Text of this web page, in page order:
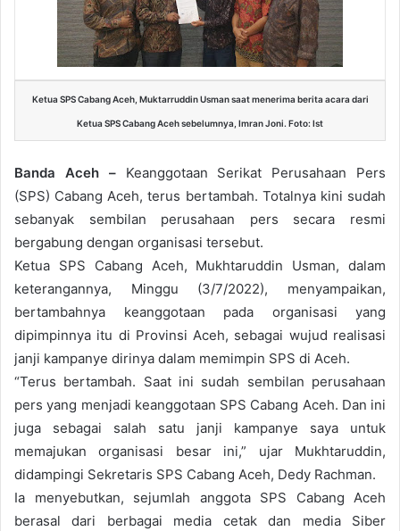
Ketua SPS Cabang Aceh, Muktarruddin Usman saat menerima berita acara dari
Ketua SPS Cabang Aceh sebelumnya, Imran Joni. Foto: Ist
Banda Aceh – Keanggotaan Serikat Perusahaan Pers
(SPS) Cabang Aceh, terus bertambah. Totalnya kini sudah
sebanyak sembilan perusahaan pers secara resmi
bergabung dengan organisasi tersebut.
Ketua SPS Cabang Aceh, Mukhtaruddin Usman, dalam
keterangannya, Minggu (3/7/2022), menyampaikan,
bertambahnya keanggotaan pada organisasi yang
dipimpinnya itu di Provinsi Aceh, sebagai wujud realisasi
janji kampanye dirinya dalam memimpin SPS di Aceh.
“Terus bertambah. Saat ini sudah sembilan perusahaan
pers yang menjadi keanggotaan SPS Cabang Aceh. Dan ini
juga sebagai salah satu janji kampanye saya untuk
memajukan organisasi besar ini,” ujar Mukhtaruddin,
didampingi Sekretaris SPS Cabang Aceh, Dedy Rachman.
Ia menyebutkan, sejumlah anggota SPS Cabang Aceh
berasal dari berbagai media cetak dan media Siber